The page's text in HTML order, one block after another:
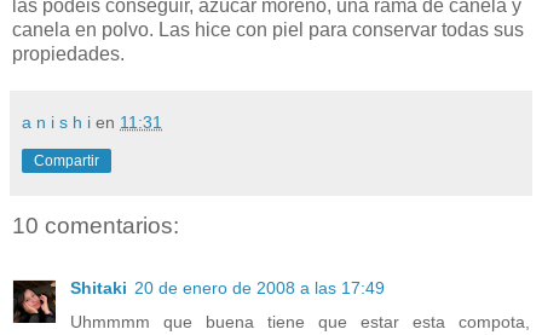
las podeis conseguir, azúcar moreno, una rama de canela y
canela en polvo. Las hice con piel para conservar todas sus
propiedades.
a n i s h i en 11:31
Compartir
10 comentarios:
Shitaki 20 de enero de 2008 a las 17:49
Uhmmmm que buena tiene que estar esta compota,